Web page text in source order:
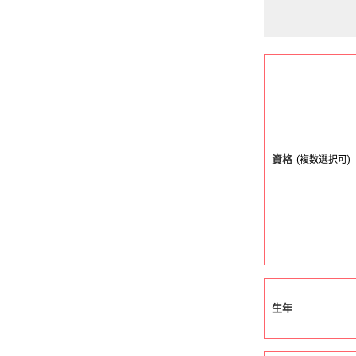
資格 (複数選択可)
生年